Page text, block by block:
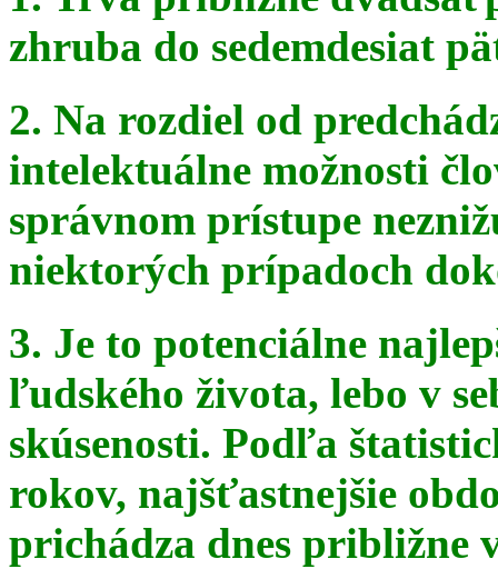
zhruba do sedemdesiat
2. Na rozdiel od
intelektuálne možnosti
správnom prístupe
niektorých prípadoch
3. Je to potenciálne
ľudského života, lebo v
skúsenosti. Podľa
rokov, najšťastnejšie
prichádza dnes približne